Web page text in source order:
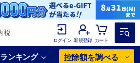
ログイン 新規登録 カート
ランキング 控除額を調べる